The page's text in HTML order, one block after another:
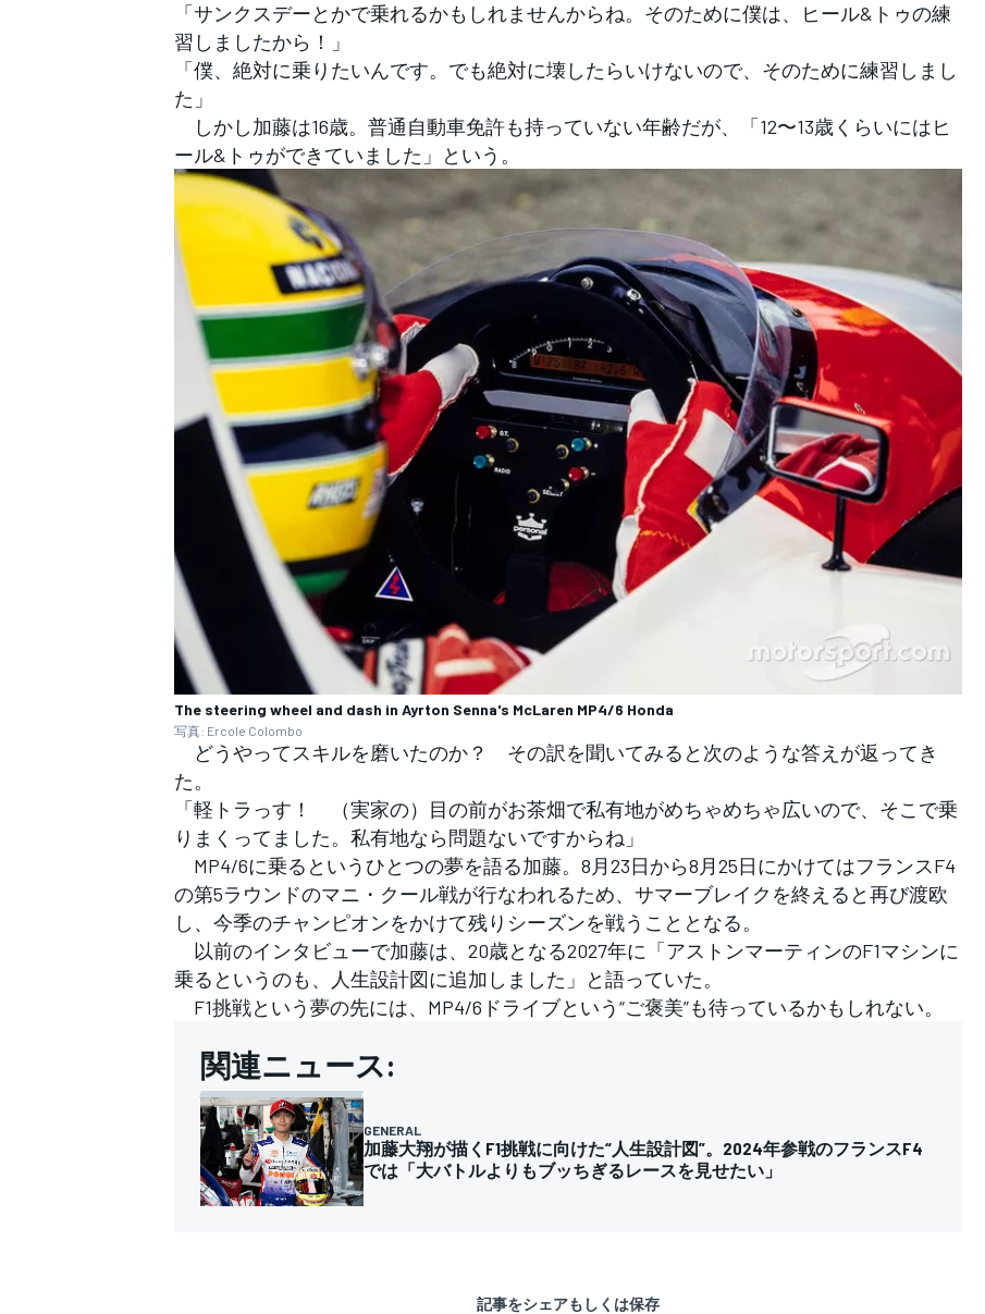
「サンクスデーとかで乗れるかもしれませんからね。そのために僕は、ヒール&トゥの練
習しましたから！」
「僕、絶対に乗りたいんです。でも絶対に壊したらいけないので、そのために練習しまし
た」
しかし加藤は16歳。普通自動車免許も持っていない年齢だが、「12〜13歳くらいにはヒ
ール&トゥができていました」という。
The steering wheel and dash in Ayrton Senna's McLaren MP4/6 Honda
写真: Ercole Colombo
どうやってスキルを磨いたのか？ その訳を聞いてみると次のような答えが返ってき
た。
「軽トラっす！ （実家の）目の前がお茶畑で私有地がめちゃめちゃ広いので、そこで乗
りまくってました。私有地なら問題ないですからね」
MP4/6に乗るというひとつの夢を語る加藤。8月23日から8月25日にかけてはフランスF4
の第5ラウンドのマニ・クール戦が行なわれるため、サマーブレイクを終えると再び渡欧
し、今季のチャンピオンをかけて残りシーズンを戦うこととなる。
以前のインタビューで加藤は、20歳となる2027年に「アストンマーティンのF1マシンに
乗るというのも、人生設計図に追加しました」と語っていた。
F1挑戦という夢の先には、MP4/6ドライブという“ご褒美”も待っているかもしれない。
関連ニュース:
GENERAL
加藤大翔が描くF1挑戦に向けた“人生設計図”。2024年参戦のフランスF4
では「大バトルよりもブッちぎるレースを見せたい」
記事をシェアもしくは保存